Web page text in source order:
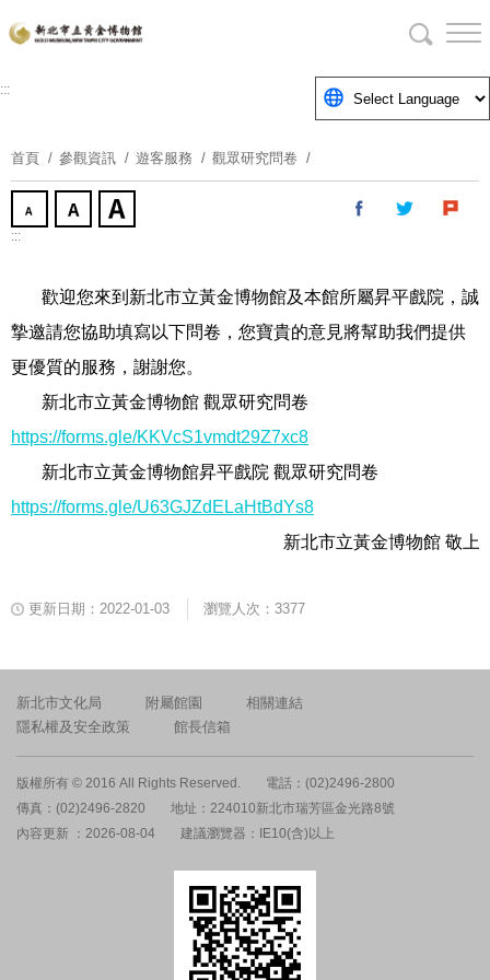
到
要
塊
:::
首頁 參觀資訊 遊客服務 觀眾研究問卷
:::
歡迎您來到新北市立黃金博物館及本館所屬昇平戲院，誠
摯邀請您協助填寫以下問卷，您寶貴的意見將幫助我們提供
更優質的服務，謝謝您。
新北市立黃金博物館 觀眾研究問卷
https://forms.gle/KKVcS1vmdt29Z7xc8
新北市立黃金博物館昇平戲院 觀眾研究問卷
https://forms.gle/U63GJZdELaHtBdYs8
新北市立黃金博物館 敬上
更新日期：2022-01-03 瀏覽人次：3377
新北市文化局 附屬館園
相關連結
隱私權及安全政策
館長信箱
版權所有 © 2016 All Rights Reserved.
電話：(02)2496-2800
傳真：(02)2496-2820
地址：224010新北市瑞芳區金光路8號
內容更新 ：2026-08-04
建議瀏覽器：IE10(含)以上